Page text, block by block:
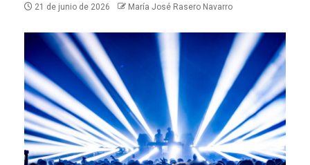
21 de junio de 2026 María José Rasero Navarro